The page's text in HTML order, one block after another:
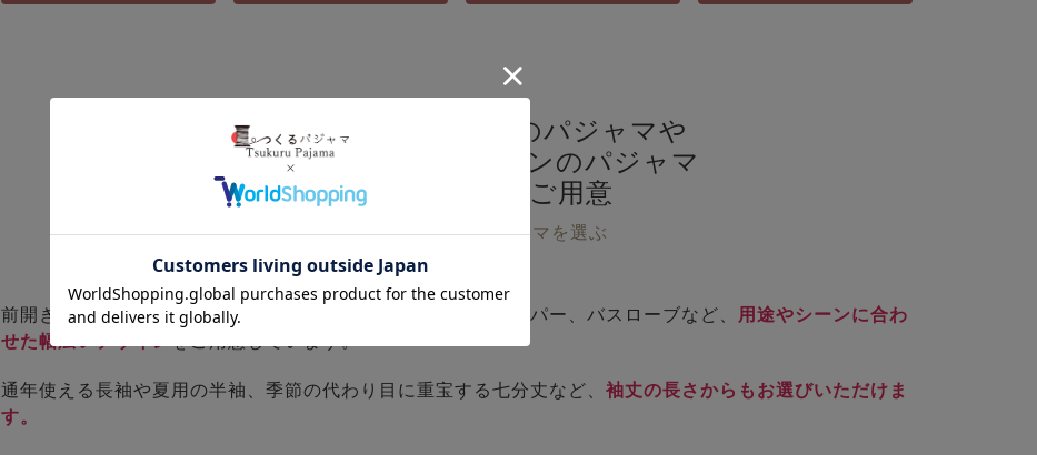
ベーシックなデザインのパジャマや
機能性を重視したデザインのパジャマ
幅広いデザインをご用意
デザインの特徴からパジャマを選ぶ
前開き襟ありのスタンダードなデザイン から、作務衣やスリーパー、バスローブなど、
用途やシーンに合わ
せた幅広いデザイン
通年使える長袖や夏用の半袖、季節の代わり目に重宝する七分丈など、 袖丈の長さからもお選びいただけま
す。